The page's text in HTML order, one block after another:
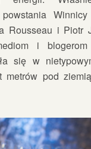
Rousseau i Piotr
i
się w
metrów pod